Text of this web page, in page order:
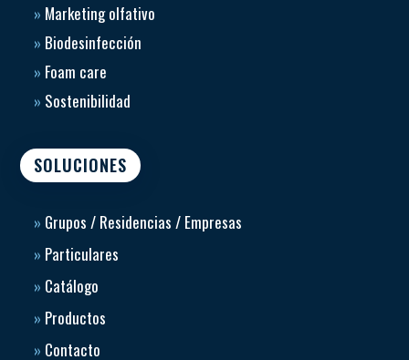
» Marketing olfativo
» Biodesinfección
» Foam care
» Sostenibilidad
SOLUCIONES
» Grupos / Residencias / Empresas
» Particulares
» Catálogo
» Productos
» Contacto